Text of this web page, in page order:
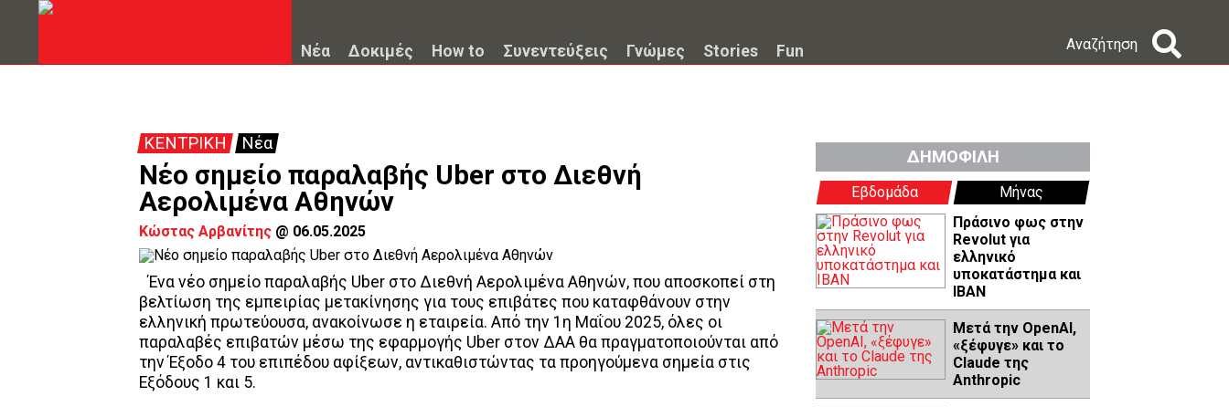
Νέα Δοκιμές How to Συνεντεύξεις Γνώμες Stories Fun Αναζήτηση
ΚΕΝΤΡΙΚΗ Νέα
Νέο σημείο παραλαβής Uber στο Διεθνή
Αερολιμένα Αθηνών
Κώστας Αρβανίτης @ 06.05.2025
Ένα νέο σημείο παραλαβής Uber στο Διεθνή Αερολιμένα Αθηνών, που αποσκοπεί στη
βελτίωση της εμπειρίας μετακίνησης για τους επιβάτες που καταφθάνουν στην
ελληνική πρωτεύουσα, ανακοίνωσε η εταιρεία. Από την 1η Μαΐου 2025, όλες οι
παραλαβές επιβατών μέσω της εφαρμογής Uber στον ΔΑΑ θα πραγματοποιούνται από
την Έξοδο 4 του επιπέδου αφίξεων, αντικαθιστώντας τα προηγούμενα σημεία στις
Εξόδους 1 και 5.
ΔΗΜΟΦΙΛΗ
Εβδομάδα
Μήνας
Πράσινο φως στην
Revolut για
ελληνικό
υποκατάστημα και
IBAN
Μετά την OpenAI,
«ξέφυγε» και το
Claude της
Anthropic